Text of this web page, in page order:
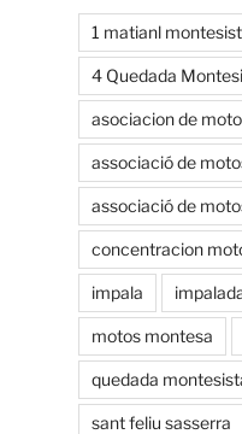
1 matianl
4 Quedada
asociacion de
associació de
associació de
concentracion
impala
motos montesa
quedada
sant feliu sasserra